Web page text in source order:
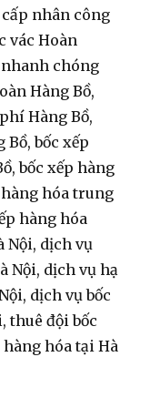
nhân công
vác Hoàn
nhanh chóng
Hàng Bồ,
Hàng Bồ,
Bồ, bốc xếp
bốc xếp hàng
hàng hóa trung
hàng hóa
Nội, dịch vụ
Nội, dịch vụ hạ
dịch vụ bốc
thuê đội bốc
hóa tại Hà